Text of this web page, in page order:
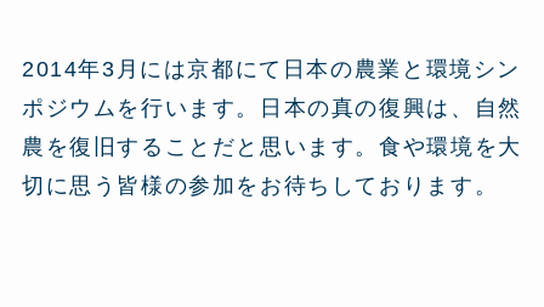
2014年3月には京都にて日本の農業と環境シン
ポジウムを行います。日本の真の復興は、自然
農を復旧することだと思います。食や環境を大
切に思う皆様の参加をお待ちしております。